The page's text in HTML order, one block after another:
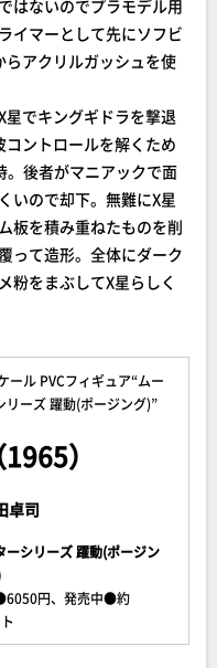
はないのでプラモデル用
イマーとして先にソフビ
アクリルガッシュを使
でキングギドラを撃退
コントロールを解くため
。後者がマニアックで面
いので却下。無難にX星
板を積み重ねたものを削
って造形。全体にダーク
粉をまぶしてX星らしく
ール PVCフィギュア“ムー
リーズ 躍動(ポージング)”
）
卓司
ーシリーズ 躍動(ポージン
円、発売中●約